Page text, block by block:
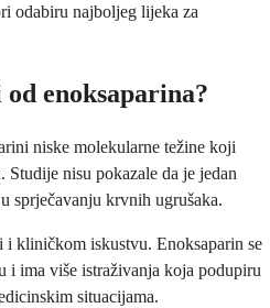
odabiru najboljeg lijeka za
enoksaparina?
niske molekularne težine koji
nisu pokazale da je jedan
sprječavanju krvnih ugrušaka.
i kliničkom iskustvu. Enoksaparin se
i ima više istraživanja koja podupiru
situacijama.